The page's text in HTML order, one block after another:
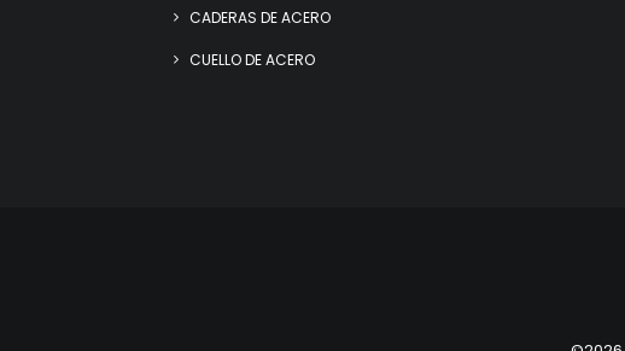
CADERAS DE ACERO
CUELLO DE ACERO